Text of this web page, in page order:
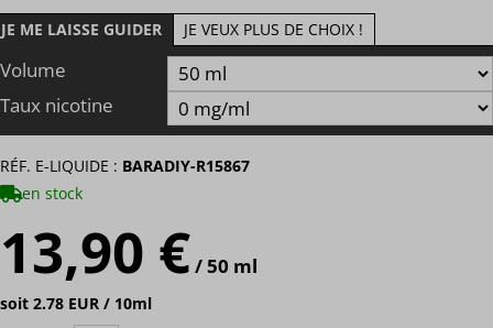
JE ME LAISSE GUIDER JE VEUX PLUS DE CHOIX !
Volume
Taux nicotine
RÉF. E-LIQUIDE : BARADIY-R15867
en stock
13,90 €/ 50 ml
soit 2.78 EUR / 10ml